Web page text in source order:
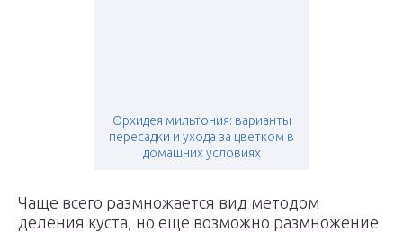
Орхидея мильтония: варианты
пересадки и ухода за цветком в
домашних условиях
Чаще всего размножается вид методом
деления куста, но еще возможно размножение